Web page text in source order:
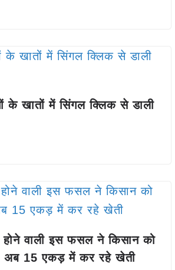
के खातों में सिंगल क्लिक से डाली
होने वाली इस फसल ने किसान को
अब 15 एकड़ में कर रहे खेती